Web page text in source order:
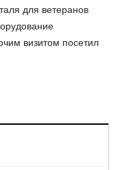
для ветеранов
визитом посетил